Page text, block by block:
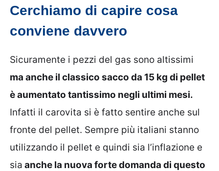
Cerchiamo di capire cosa
conviene davvero
Sicuramente i pezzi del gas sono altissimi
ma anche il classico sacco da 15 kg di pellet
è aumentato tantissimo negli ultimi mesi.
Infatti il carovita si è fatto sentire anche sul
fronte del pellet. Sempre più italiani stanno
utilizzando il pellet e quindi sia l’inflazione e
sia anche la nuova forte domanda di questo